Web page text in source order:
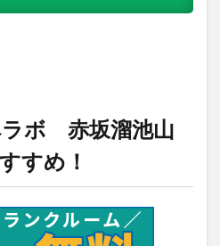
ボ 赤坂溜池山
すめ！